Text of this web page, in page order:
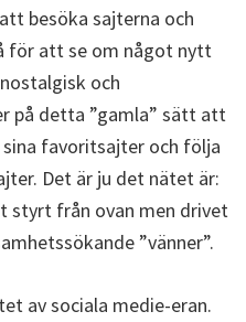
besöka sajterna och
för att se om något nytt
och
på detta ”gamla” sätt att
favoritsajter och följa
Det är ju det nätet är:
styrt från ovan men drivet
”vänner”.
av sociala medie-eran.